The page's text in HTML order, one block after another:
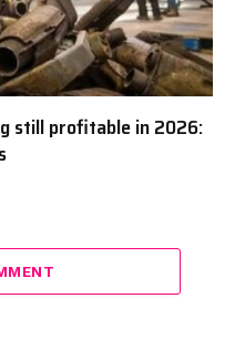
still profitable in 2026: